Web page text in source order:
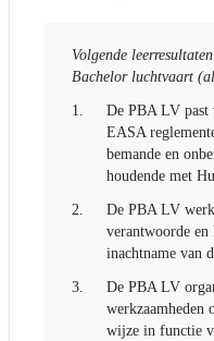
Volgende
Bachelor luchtvaart
1.
De PBA LV past
EASA
bemande en
houdende met
2.
De PBA LV
verantwoorde
inachtname van
3.
De PBA LV
werkzaamheden
wijze in functie